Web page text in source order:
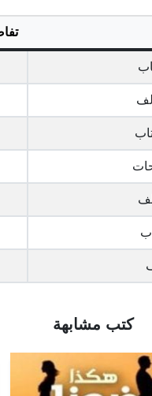
كتب مشابهة